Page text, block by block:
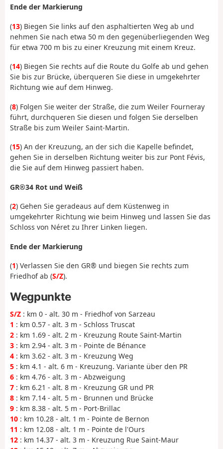
Ende der Markierung
(13) Biegen Sie links auf den asphaltierten Weg ab und
nehmen Sie nach etwa 50 m den gegenüberliegenden Weg
für etwa 700 m bis zu einer Kreuzung mit einem Kreuz.
(14) Biegen Sie rechts auf die Route du Golfe ab und gehen
Sie bis zur Brücke, überqueren Sie diese in umgekehrter
Richtung wie auf dem Hinweg.
(8) Folgen Sie weiter der Straße, die zum Weiler Fourneray
führt, durchqueren Sie diesen und folgen Sie derselben
Straße bis zum Weiler Saint-Martin.
(15) An der Kreuzung, an der sich die Kapelle befindet,
gehen Sie in derselben Richtung weiter bis zur Pont Févis,
die Sie auf dem Hinweg passiert haben.
GR®34 Rot und Weiß
(2) Gehen Sie geradeaus auf dem Küstenweg in
umgekehrter Richtung wie beim Hinweg und lassen Sie das
Schloss von Néret zu Ihrer Linken liegen.
Ende der Markierung
(1) Verlassen Sie den GR® und biegen Sie rechts zum
Friedhof ab (S/Z).
Wegpunkte
S/Z : km 0 - alt. 30 m - Friedhof von Sarzeau
1 : km 0.57 - alt. 3 m - Schloss Truscat
2 : km 1.69 - alt. 2 m - Kreuzung Route Saint-Martin
3 : km 2.94 - alt. 3 m - Pointe de Bénance
4 : km 3.62 - alt. 3 m - Kreuzung Weg
5 : km 4.1 - alt. 6 m - Kreuzung. Variante über den PR
6 : km 4.76 - alt. 3 m - Abzweigung
7 : km 6.21 - alt. 8 m - Kreuzung GR und PR
8 : km 7.14 - alt. 5 m - Brunnen und Brücke
9 : km 8.38 - alt. 5 m - Port-Brillac
10 : km 10.28 - alt. 1 m - Pointe de Bernon
11 : km 12.08 - alt. 1 m - Pointe de l'Ours
12 : km 14.37 - alt. 3 m - Kreuzung Rue Saint-Maur